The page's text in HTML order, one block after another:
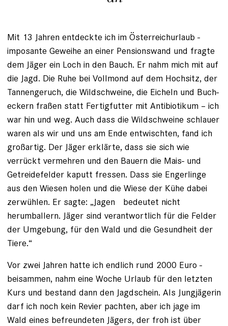
Mit 13 Jahren entdeckte ich im Österreichurlaub ­
imposante Geweihe an einer Pensionswand und fragte
dem Jäger ein Loch in den Bauch. Er nahm mich mit auf
die Jagd. Die Ruhe bei Vollmond auf dem Hochsitz, ­der
Tannengeruch, die Wildschweine, die Eicheln und Buch­
eckern fraßen statt Fertigfutter mit Antibiotikum – ich
war hin und weg. Auch dass die Wildschweine schlauer
waren als wir und uns am Ende entwischten, fand ich
großartig. Der Jäger erklärte, dass sie sich wie
verrückt vermehren und den Bauern die Mais- und
Getreidefelder kaputt fressen. Dass sie Engerlinge
aus den Wiesen holen und die Wiese der Kühe dabei
zerwühlen. Er sagte: „Jagen bedeutet nicht
herumballern. Jäger sind verantwortlich für die Felder
der Umgebung, für den Wald und die ­Gesundheit der
Tiere.“
Vor zwei Jahren hatte ich endlich rund 2000 Euro ­
beisammen, nahm eine Woche Urlaub für den letzten
Kurs und bestand dann den Jagdschein. Als Jungjägerin
darf ich noch kein Revier pachten, aber ich jage im
Wald eines befreundeten Jägers, der froh ist über